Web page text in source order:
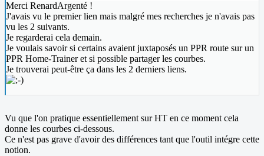
Merci RenardArgenté !
J'avais vu le premier lien mais malgré mes recherches je n'avais pas
vu les 2 suivants.
Je regarderai cela demain.
Je voulais savoir si certains avaient juxtaposés un PPR route sur un
PPR Home-Trainer et si possible partager les courbes.
Je trouverai peut-être ça dans les 2 derniers liens.
Vu que l'on pratique essentiellement sur HT en ce moment cela
donne les courbes ci-dessous.
Ce n'est pas grave d'avoir des différences tant que l'outil intégre cette
notion.